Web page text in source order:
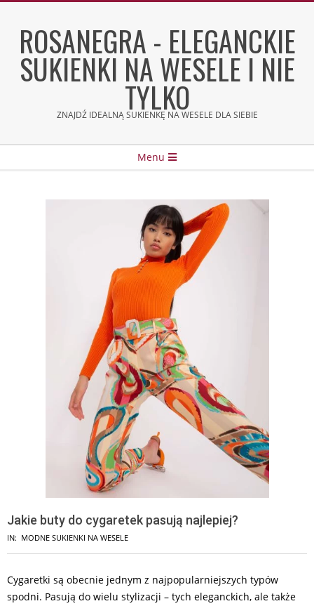
contentROSANEGRA - ELEGANCKIE
SUKIENKI NA WESELE I NIE
TYLKO
ZNAJDŹ IDEALNĄ SUKIENKĘ NA WESELE DLA SIEBIE
Menu
Jakie buty do cygaretek pasują najlepiej?
IN: MODNE SUKIENKI NA WESELE
Cygaretki są obecnie jednym z najpopularniejszych typów
spodni. Pasują do wielu stylizacji – tych eleganckich, ale także